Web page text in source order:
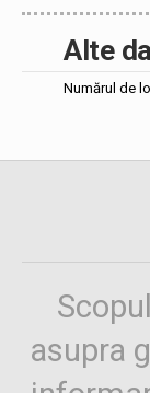
Alte
Numărul de
asupra